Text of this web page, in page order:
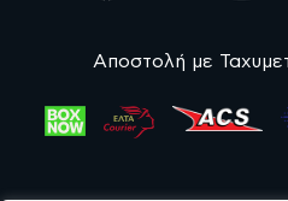
Αποστολή με